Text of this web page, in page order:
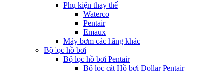
Phụ kiện thay thế
Waterco
Pentair
Emaux
Máy bơm các hãng khác
Bộ lọc hồ bơi
Bộ lọc hồ bơi Pentair
Bộ lọc cát Hồ bơi Dollar Pentair